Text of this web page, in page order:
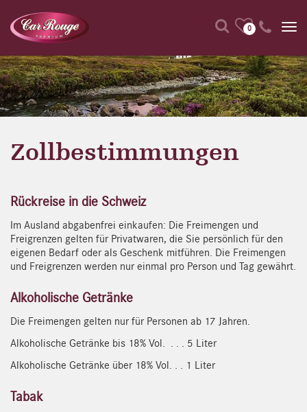
0
Zollbestimmungen
Rückreise in die Schweiz
Im Ausland abgabenfrei einkaufen: Die Freimengen und
Freigrenzen gelten für Privatwaren, die Sie persönlich für den
eigenen Bedarf oder als Geschenk mitführen. Die Freimengen
und Freigrenzen werden nur einmal pro Person und Tag gewährt.
Alkoholische Getränke
Die Freimengen gelten nur für Personen ab 17 Jahren.
Alkoholische Getränke bis 18% Vol. . . . 5 Liter
Alkoholische Getränke über 18% Vol. . . 1 Liter
Tabak